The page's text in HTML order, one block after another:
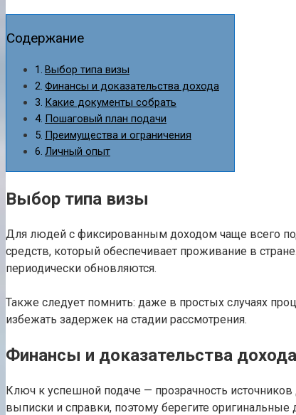
Содержание
Выбор типа визы
Финансы и доказательства дохода
Какие документы собрать
Пошаговый план подачи
Преимущества и ограничения
Личный опыт
Выбор типа визы
Для людей с фиксированным доходом чаще всего
средств, который обеспечивает проживание в
периодически обновляются.
Также следует помнить: даже в простых случаях
избежать задержек на стадии рассмотрения.
Финансы и доказательства дохода
Ключ к успешной подаче — прозрачность
выписки и справки, поэтому берегите